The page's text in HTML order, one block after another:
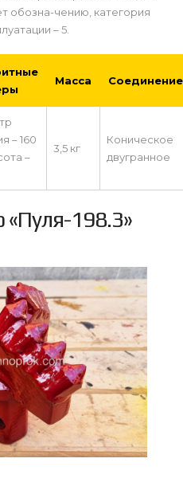
обозна-чению, категория
– 5.
Масса Соединение
– 160
–
3,5 кг
Коническое
двугранное
«Пуля-198.3»